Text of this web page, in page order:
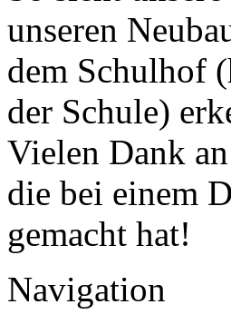
unseren
dem Schulhof
der Schule)
Vielen Dank
die bei einem
gemacht hat!
Navigation